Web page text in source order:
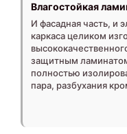
Влагостойкая
И фасадная часть, и
каркаса целиком
защитным
полностью
пара, разбухания